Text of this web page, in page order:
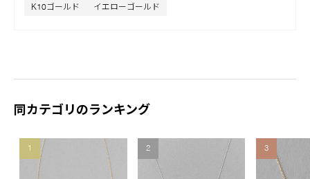
K10ゴールド イエローゴールド
同カテゴリのランキング
1 2 3